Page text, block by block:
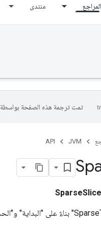
المراجع منتدى
تمت ترجمة هذه الصفحة بواسطة
JVM
API
SparseSlice